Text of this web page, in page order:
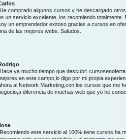
He comprado algunos cursos y he descargado
un servicio excelente, los recomiendo
un emprendedor exitoso gracias a cursos en
de las mejores webs. Saludos.
Hace ya mucho tiempo que descubrí
en este campo,lo digo por mi propia
al Network Marketing,con los cursos que me
diferencia de muchas web que yo he
Recomiendo este servicio al 100% tiene cursos ha